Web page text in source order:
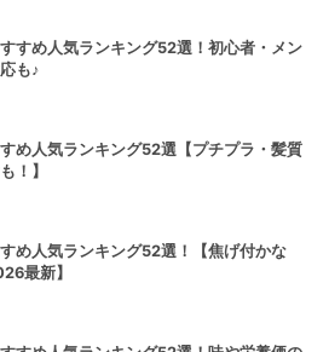
すめ人気ランキング52選！初心者・メン
も♪
め人気ランキング52選【プチプラ・髪質
！】
め人気ランキング52選！【焦げ付かな
最新】